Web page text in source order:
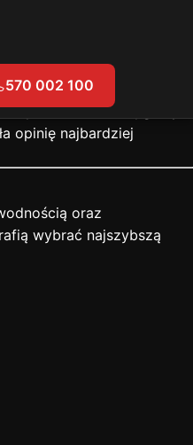
570 002 100
i bogatej infrastruktury
i głównych punktów
i wygodę.
opinię najbardziej
oraz
wybrać najszybszą